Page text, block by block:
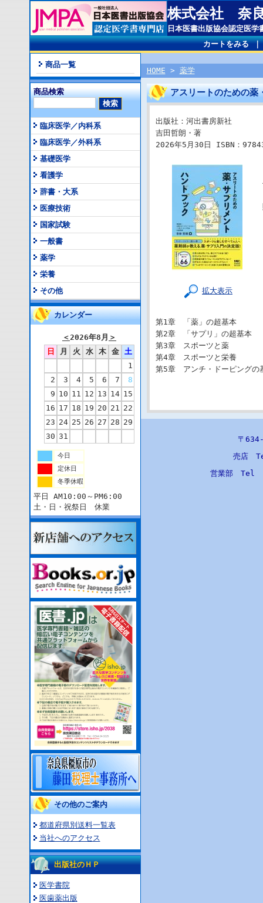
株式会社 奈
日本医書出版協会認定医
カートをみる
商品一覧
商品検索
臨床医学／内科系
臨床医学／外科系
基礎医学
看護学
辞書・大系
医療技術
国家試験
一般書
薬学
栄養
その他
カレンダー
＜2026年8月 ＞
日
月 火 水 木 金
土
1
2
3 4 5 6 7
8
9 10 11 12 13 14 15
16 17 18 19 20 21 22
23 24 25 26 27 28 29
30 31
今日
定休日
冬季休暇
平日 AM10:00～PM6:00
土・日・祝祭日 休業
その他のご案内
都道府県別送料一覧表
当社へのアクセス
出版社のＨＰ
医学書院
医歯薬出版
HOME > 薬学
アスリートのための
出版社：河出書房新社
吉田哲朗・著
2026年5月30日 ISBN：
拡大表示
第1章 「薬」の超基本
第2章 「サプリ」の超基本
第3章 スポーツと薬
第4章 スポーツと栄養
第5章 アンチ・ドーピングの
〒
売店
営業部 Tel